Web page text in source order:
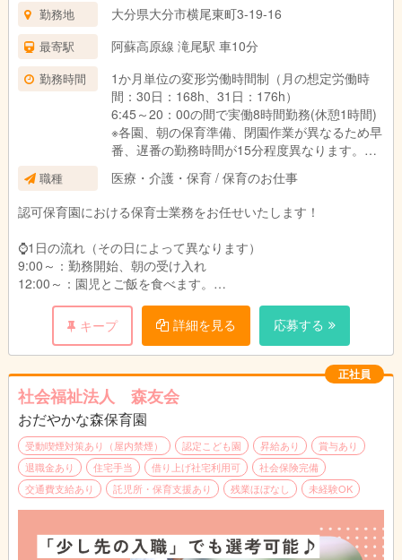
万円
・3年制短大・専門卒：
在籍1年目336万円、2年目366万円、3年目378
万円
・2年制短大・専門卒：
在籍1年目332万円、2年目361万円、3年目373
万円
・4年生大学卒：月給261,710円
・2年制短大・専門卒：月給255,710円
給与詳細：
・基本給：167,391円～172,791円
・処遇改善Ⅰ手当：47,697円～47,697円
・処遇改善Ⅱ手当：5,039円～5,039円
・大分市加算手当：998円
・固定残業代15時間分：25,586円～26,186円
※固定残業代は時間外労働の有無にかかわらず、
15時間分を支給。超過分は追加支給
※上記手当に関しては国、行政の事業により変更
する場合あり
別途支給
・役職手当：10,500円～31,000円（主任・副主
任、フロアリーダー）
勤務地 大分県大分市横尾東町3-19-16
最寄駅 阿蘇高原線 滝尾駅 車10分
勤務時間
1か月単位の変形労働時間制（月の想定労働時
間：30日：168h、31日：176h）
6:45～20：00の間で実働8時間勤務(休憩1時間)
※各園、朝の保育準備、閉園作業が異なるため早
番、遅番の勤務時間が15分程度異なります。
シフト例：
・6:45～15:45
・8:00～17:00
・9:00～18:00
・10:00～19:00
・11:00～20:00
※土曜日出勤：月に2~3度程度
職種
医療・介護・保育 / 保育のお仕事
認可保育園における保育士業務をお任せいたします！
⌚1日の流れ（その日によって異なります）
9:00～：勤務開始、朝の受け入れ
12:00～：園児とご飯を食べます。
13:00～：休憩
14:00～：午睡見守り
15:00～：おやつの配膳
17:00～：降園、引き渡し
18:00：勤務終了
★昼食350円（おやつ付き）
★動きやすい服装で勤務OK!（制服等はございません。）
★実地試験なし
※仕事内容の変更範囲（法人の定める業務）
キープ 詳細を見る 応募する
正社員
社会福祉法人 森友会
おだやかな森保育園
受動喫煙対策あり（屋内禁煙） 認定こども園 昇給あり
賞与あり
退職金あり
住宅手当 借り上げ社宅利用可
社会保険完備
交通費支給あり
託児所・保育支援あり 残業ほぼなし 未経験OK